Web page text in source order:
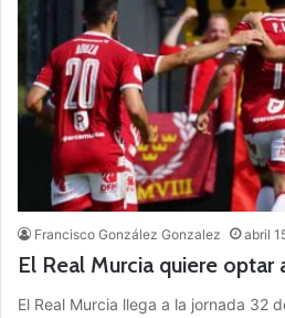
Francisco González Gonzalez abril
El Real Murcia quiere optar
El Real Murcia llega a la jornada 32